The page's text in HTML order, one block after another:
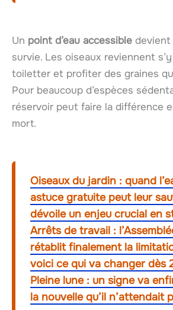
Un point d’eau accessible
survie. Les oiseaux reviennent
toiletter et profiter des graines
Pour beaucoup d’espèces
réservoir peut faire la différence
mort.
Oiseaux du jardin : quand
astuce gratuite peut leur
dévoile un enjeu crucial en
Arrêts de travail :
rétablit finalement la
voici ce qui va changer dès
Pleine lune : un signe va
la nouvelle qu’il n’attendait